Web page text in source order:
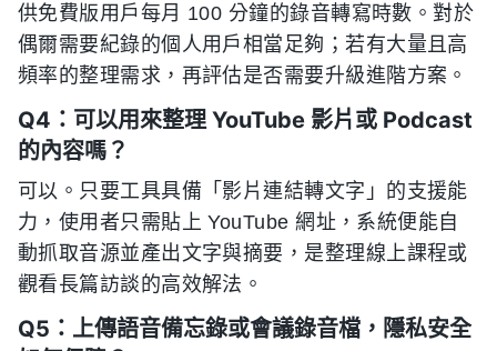
供免費版用戶每月 100 分鐘的錄音轉寫時數。對於
偶爾需要紀錄的個人用戶相當足夠；若有大量且高
頻率的整理需求，再評估是否需要升級進階方案。
Q4：可以用來整理 YouTube 影片或 Podcast
的內容嗎？
可以。只要工具具備「影片連結轉文字」的支援能
力，使用者只需貼上 YouTube 網址，系統便能自
動抓取音源並產出文字與摘要，是整理線上課程或
觀看長篇訪談的高效解法。
Q5：上傳語音備忘錄或會議錄音檔，隱私安全